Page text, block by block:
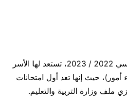
امتحانات نصف العام الدراسي 2022 / 2023، تستعد لها الأسر
حيث إنها تعد أول امتحانات
ملف وزارة التربية والتعليم.